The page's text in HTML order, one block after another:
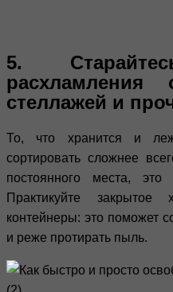
5.
расхламления
стеллажей и
То, что хранится и
сортировать сложнее
постоянного места, это
Практикуйте
контейнеры: это поможет
и реже протирать пыль.